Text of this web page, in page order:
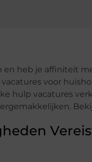
en heb je affiniteit
voor
hulp vacatures